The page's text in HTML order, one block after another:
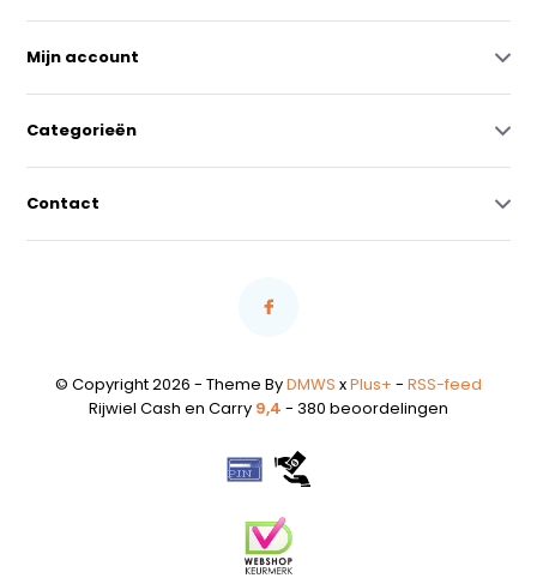
Mijn account
Categorieën
Contact
© Copyright 2026 - Theme ByDMWS xPlus+ - RSS-feed
Rijwiel Cash en Carry 9,4 - 380 beoordelingen